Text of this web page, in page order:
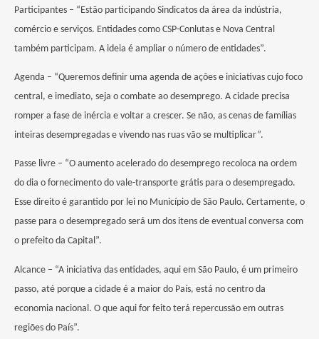
Participantes – “Estão participando Sindicatos da área da indústria,
comércio e serviços. Entidades como CSP-Conlutas e Nova Central
também participam. A ideia é ampliar o número de entidades”.
Agenda – “Queremos definir uma agenda de ações e iniciativas cujo foco
central, e imediato, seja o combate ao desemprego. A cidade precisa
romper a fase de inércia e voltar a crescer. Se não, as cenas de famílias
inteiras desempregadas e vivendo nas ruas vão se multiplicar”.
Passe livre – “O aumento acelerado do desemprego recoloca na ordem
do dia o fornecimento do vale-transporte grátis para o desempregado.
Esse direito é garantido por lei no Município de São Paulo. Certamente, o
passe para o desempregado será um dos itens de eventual conversa com
o prefeito da Capital”.
Alcance – “A iniciativa das entidades, aqui em São Paulo, é um primeiro
passo, até porque a cidade é a maior do País, está no centro da
economia nacional. O que aqui for feito terá repercussão em outras
regiões do País”.